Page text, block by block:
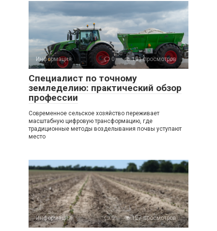
Информация 0 101 просмотров
Специалист по точному
земледелию: практический обзор
профессии
Современное сельское хозяйство переживает
масштабную цифровую трансформацию, где
традиционные методы возделывания почвы уступают
место
Информация 0 127 просмотров